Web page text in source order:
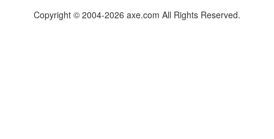
Copyright © 2004-2026 axe.com All Rights Reserved.